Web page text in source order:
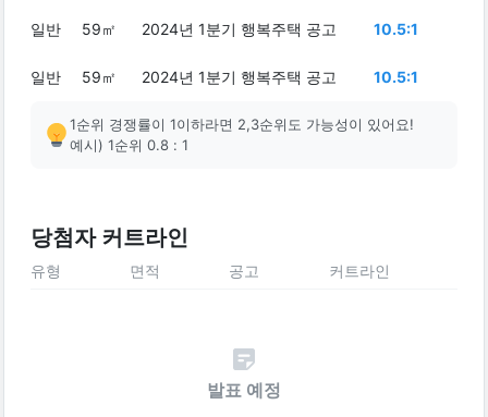
일반 59㎡ 2024년 1분기 행복주택 공고 10.5:1
일반 59㎡ 2024년 1분기 행복주택 공고 10.5:1
1순위 경쟁률이 1이하라면 2,3순위도 가능성이 있어요!
예시) 1순위 0.8 : 1
당첨자 커트라인
유형 면적 공고 커트라인
발표 예정